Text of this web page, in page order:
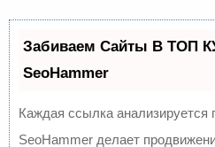
Забиваем Сайты В ТОП
SeoHammer
Каждая ссылка анализируется
SeoHammer делает